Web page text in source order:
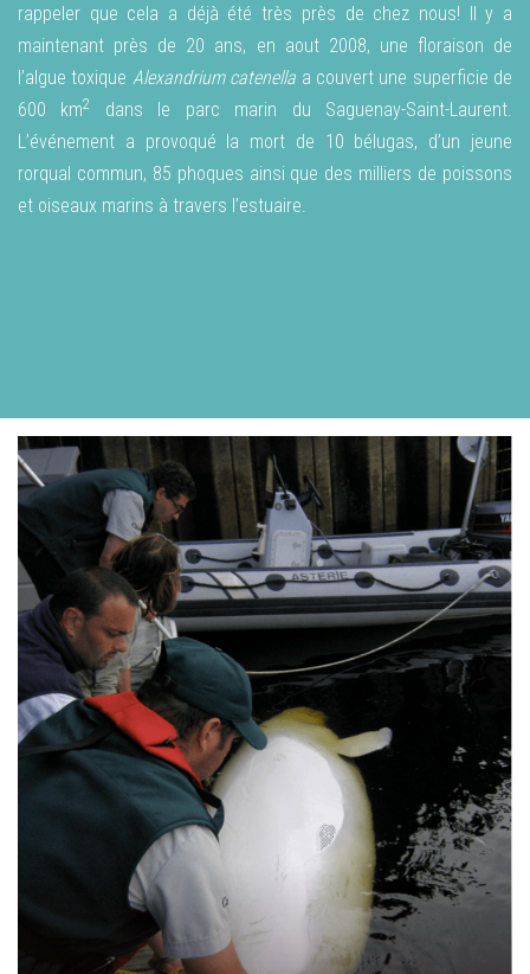
rappeler que cela a déjà été très près de chez nous! Il y a
maintenant près de 20 ans, en aout 2008, une floraison de
l’algue toxique Alexandrium catenella a couvert une superficie de
600 km2
dans le parc marin du Saguenay-Saint-Laurent.
L’événement a provoqué la mort de 10 bélugas, d’un jeune
rorqual commun, 85 phoques ainsi que des milliers de poissons
et oiseaux marins à travers l’estuaire.